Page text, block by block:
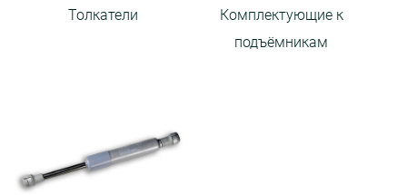
Толкатели
Комплектующие к
подъёмникам